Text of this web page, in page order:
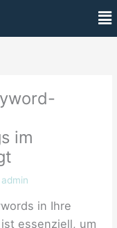
im
admin
in Ihre
essenziell, um